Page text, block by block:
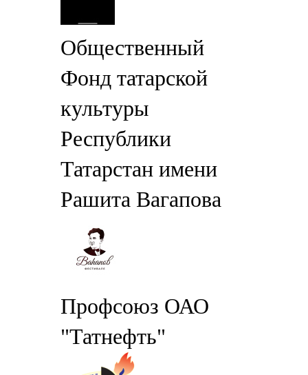
Общественный
Фонд татарской
культуры
Республики
Татарстан имени
Рашита Вагапова
Профсоюз ОАО
"Татнефть"